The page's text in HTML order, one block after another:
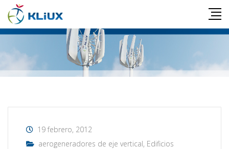
19 febrero, 2012
aerogeneradores de eje vertical, Edificios